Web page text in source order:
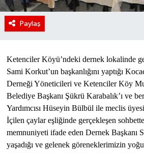
Paylaş
Ketenciler Köyü’ndeki dernek lokalinde
Sami Korkut’un başkanlığını yaptığı
Derneği Yöneticileri ve Ketenciler Köy
Belediye Başkanı Şükrü Karabalık’ı ve
Yardımcısı Hüseyin Bülbül ile meclis üyesi
İçilen çaylar eşliğinde gerçekleşen
memnuniyeti ifade eden Dernek Başkanı
yaşadığı ve gelenek göreneklerimizin